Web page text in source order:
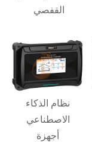
القفصي
نظام الذكاء
الاصطناعي
أجهزة